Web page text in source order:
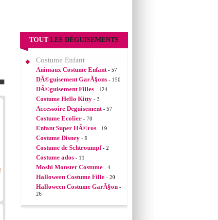
TOUT LES DÉGUISEMENTS
Costume Enfant
Animaux Costume Enfant - 57
DÃ©guisement GarÃ§ons - 150
DÃ©guisement Filles - 124
Costume Hello Kitty - 3
Accessoire Deguisement - 57
Costume Ecolier - 70
Enfant Super HÃ©ros - 19
Costume Disney - 9
Costume de Schtroumpf- 2
Costume ados - 11
Moshi Monster Costume - 4
Halloween Costume Fille - 20
Halloween Costume GarÃ§on -
26